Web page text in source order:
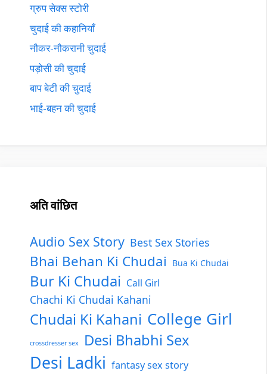
ग्रुप सेक्स स्टोरी
चुदाई की कहानियाँ
नौकर-नौकरानी चुदाई
पड़ोसी की चुदाई
बाप बेटी की चुदाई
भाई-बहन की चुदाई
अति वांछित
Audio Sex Story Best Sex Stories
Bhai Behan Ki Chudai Bua Ki Chudai
Bur Ki Chudai Call Girl
Chachi Ki Chudai Kahani
Chudai Ki Kahani College Girl
crossdresser sex Desi Bhabhi Sex
Desi Ladki fantasy sex story